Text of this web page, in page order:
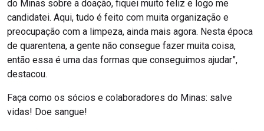
do Minas sobre a doação, fiquei muito feliz e logo me
candidatei. Aqui, tudo é feito com muita organização e
preocupação com a limpeza, ainda mais agora. Nesta época
de quarentena, a gente não consegue fazer muita coisa,
então essa é uma das formas que conseguimos ajudar”,
destacou.
Faça como os sócios e colaboradores do Minas: salve
vidas! Doe sangue!